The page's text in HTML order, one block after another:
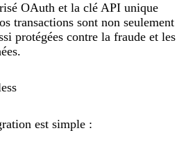
OAuth et la clé API unique
transactions sont non seulement
protégées contre la fraude et les
est simple :